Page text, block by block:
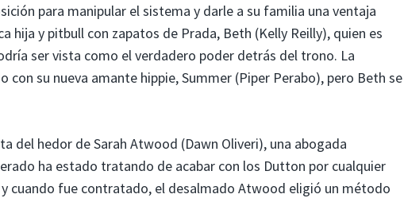
para manipular el sistema y darle a su familia una ventaja
hija y pitbull con zapatos de Prada, Beth (Kelly Reilly), quien es
ser vista como el verdadero poder detrás del trono. La
su nueva amante hippie, Summer (Piper Perabo), pero Beth se
del hedor de Sarah Atwood (Dawn Oliveri), una abogada
ha estado tratando de acabar con los Dutton por cualquier
cuando fue contratado, el desalmado Atwood eligió un método